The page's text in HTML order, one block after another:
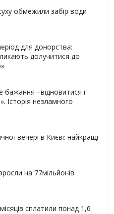
обмежили забір води
для донорства:
долучитися до
–відновитися і
Історія незламного
вечері в Києві: найкращі
на 77мільйонів
сплатили понад 1,6